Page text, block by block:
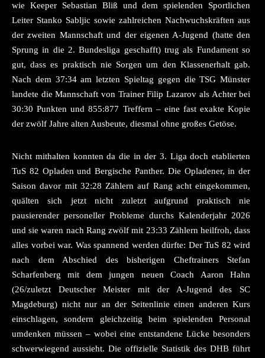
wie Keeper Sebastian Bliß und dem spielenden Sportlichen
Leiter Stanko Sabljic sowie zahlreichen Nachwuchskräften aus
der zweiten Mannschaft und der eigenen A-Jugend (hatte den
Sprung in die 2. Bundesliga geschafft) trug als Fundament so
gut, dass es praktisch nie Sorgen um den Klassenerhalt gab.
Nach dem 37:34 am letzten Spieltag gegen die TSG Münster
landete die Mannschaft von Trainer Filip Lazarov als Achter bei
30:30 Punkten und 855:877 Treffern – eine fast exakte Kopie
der zwölf Jahre alten Ausbeute, diesmal ohne großes Getöse.
Nicht mithalten konnten da die in der 3. Liga doch etablierten
TuS 82 Opladen und Bergische Panther. Die Opladener, in der
Saison davor mit 32:28 Zählern auf Rang acht eingekommen,
quälten sich jetzt nicht zuletzt aufgrund praktisch nie
pausierender personeller Probleme durchs Kalenderjahr 2026
und sie waren nach Rang zwölf mit 23:33 Zählern heilfroh, dass
alles vorbei war. Was spannend werden dürfte: Der TuS 82 wird
nach dem Abschied des bisherigen Cheftrainers Stefan
Scharfenberg mit dem jungen neuen Coach Aaron Hahn
(26/zuletzt Deutscher Meister mit der A-Jugend des SC
Magdeburg) nicht nur an der Seitenlinie einen anderen Kurs
einschlagen, sondern gleichzeitig beim spielenden Personal
umdenken müssen – wobei eine entstandene Lücke besonders
schwerwiegend aussieht. Die offizielle Statistik des DHB führt